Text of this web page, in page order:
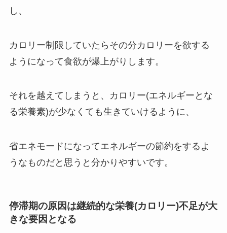
し、
カロリー制限していたらその分カロリーを欲する
ようになって食欲が爆上がりします。
それを越えてしまうと、カロリー(エネルギーとな
る栄養素)が少なくても生きていけるように、
省エネモードになってエネルギーの節約をするよ
うなものだと思うと分かりやすいです。
停滞期の原因は継続的な栄養(カロリー)不足が大
きな要因となる